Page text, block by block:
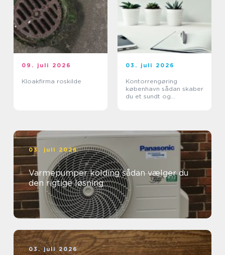
09. juli 2026
Kloakfirma roskilde
03. juli 2026
Kontorrengøring
københavn sådan skaber
du et sundt og
03. juli 2026
Varmepumper kolding sådan vælger du
den rigtige løsning
03. juli 2026